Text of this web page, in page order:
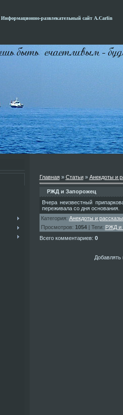
Информационно-развлекательный сайт А.Carlin
Главная» Статьи» Анекдоты и
РЖД и Запорожец
Вчера неизвестный
переживала со дня основания.
Категория: Анекдоты и
Просмотров: 1054| Теги: РЖД и
Всего комментариев: 0
Добавлять